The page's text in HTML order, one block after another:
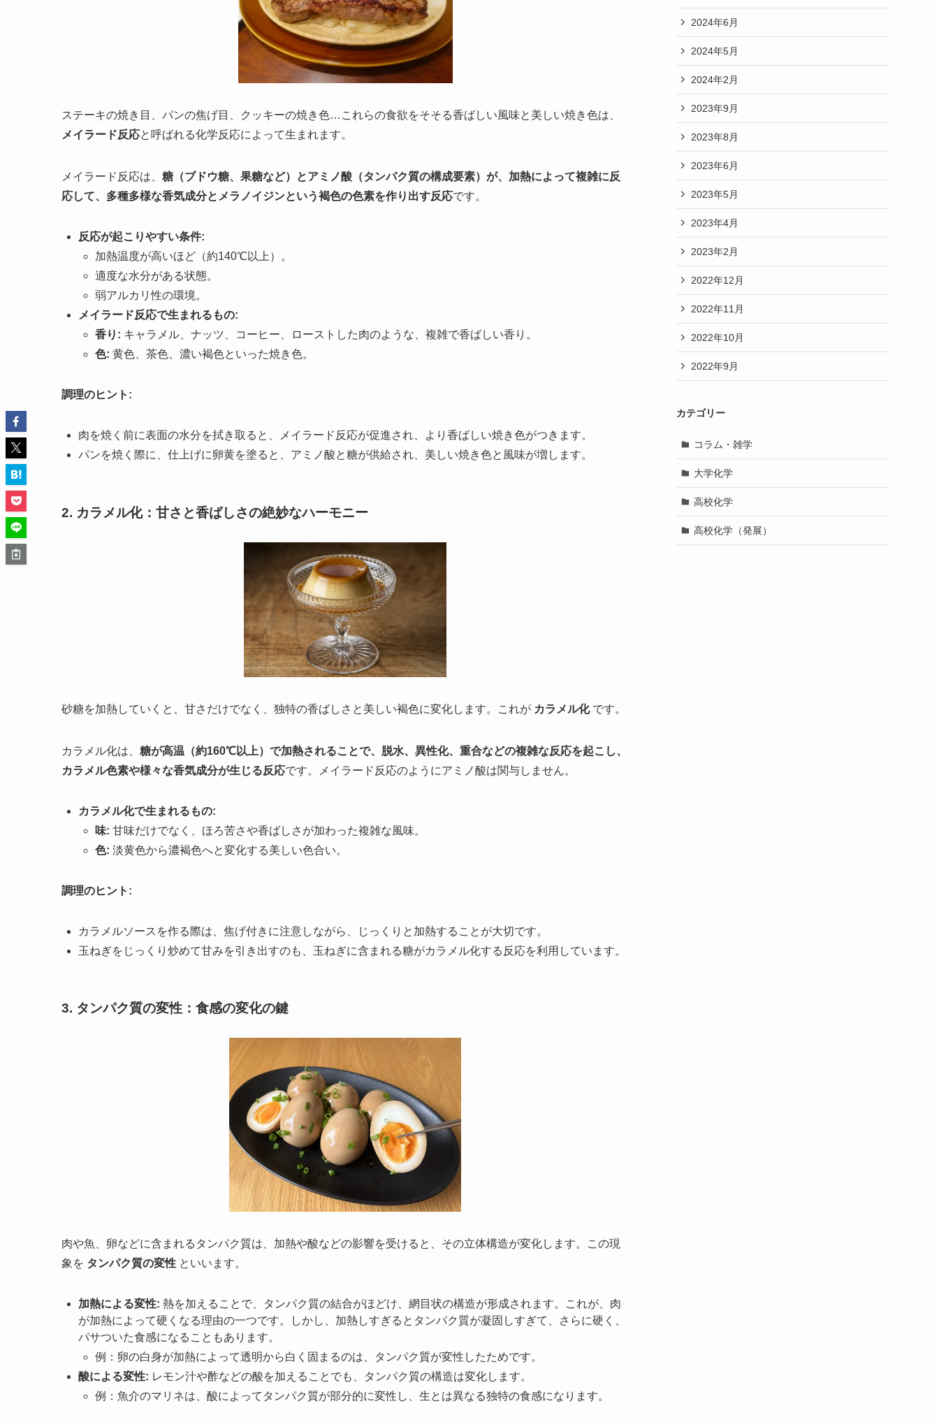
ステーキの焼き目、パンの焦げ目、クッキーの焼き色…これらの食欲をそそる香ばしい風味と美しい焼き色は、
メイラード反応と呼ばれる化学反応によって生まれます。
メイラード反応は、 糖（ブドウ糖、果糖など）とアミノ酸（タンパク質の構成要素）が、加熱によって複雑に反
応して、多種多様な香気成分とメラノイジンという褐色の色素を作り出す反応です。
反応が起こりやすい条件:
加熱温度が高いほど（約140℃以上）。
適度な水分がある状態。
弱アルカリ性の環境。
メイラード反応で生まれるもの:
香り: キャラメル、ナッツ、コーヒー、ローストした肉のような、複雑で香ばしい香り。
色: 黄色、茶色、濃い褐色といった焼き色。
調理のヒント:
肉を焼く前に表面の水分を拭き取ると、メイラード反応が促進され、より香ばしい焼き色がつきます。
パンを焼く際に、仕上げに卵黄を塗ると、アミノ酸と糖が供給され、美しい焼き色と風味が増します。
2. カラメル化：甘さと香ばしさの絶妙なハーモニー
砂糖を加熱していくと、甘さだけでなく、独特の香ばしさと美しい褐色に変化します。これが カラメル化です。
カラメル化は、 糖が高温（約160℃以上）で加熱されることで、脱水、異性化、重合などの複雑な反応を起こし、
カラメル色素や様々な香気成分が生じる反応です。メイラード反応のようにアミノ酸は関与しません。
カラメル化で生まれるもの:
味: 甘味だけでなく、ほろ苦さや香ばしさが加わった複雑な風味。
色: 淡黄色から濃褐色へと変化する美しい色合い。
調理のヒント:
カラメルソースを作る際は、焦げ付きに注意しながら、じっくりと加熱することが大切です。
玉ねぎをじっくり炒めて甘みを引き出すのも、玉ねぎに含まれる糖がカラメル化する反応を利用しています。
3. タンパク質の変性：食感の変化の鍵
肉や魚、卵などに含まれるタンパク質は、加熱や酸などの影響を受けると、その立体構造が変化します。この現
象を タンパク質の変性 といいます。
加熱による変性: 熱を加えることで、タンパク質の結合がほどけ、網目状の構造が形成されます。これが、肉
が加熱によって硬くなる理由の一つです。しかし、加熱しすぎるとタンパク質が凝固しすぎて、さらに硬く、
パサついた食感になることもあります。
例：卵の白身が加熱によって透明から白く固まるのは、タンパク質が変性したためです。
酸による変性: レモン汁や酢などの酸を加えることでも、タンパク質の構造は変化します。
例：魚介のマリネは、酸によってタンパク質が部分的に変性し、生とは異なる独特の食感になります。
2024年6月
2024年5月
2024年2月
2023年9月
2023年8月
2023年6月
2023年5月
2023年4月
2023年2月
2022年12月
2022年11月
2022年10月
2022年9月
カテゴリー
コラム・雑学
大学化学
高校化学
高校化学（発展）